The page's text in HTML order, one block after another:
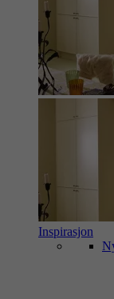
Inspirasjon